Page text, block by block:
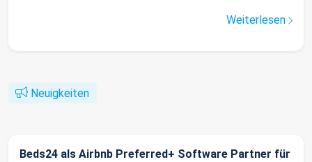
Weiterlesen
Neuigkeiten
Beds24 als Airbnb Preferred+ Software Partner für